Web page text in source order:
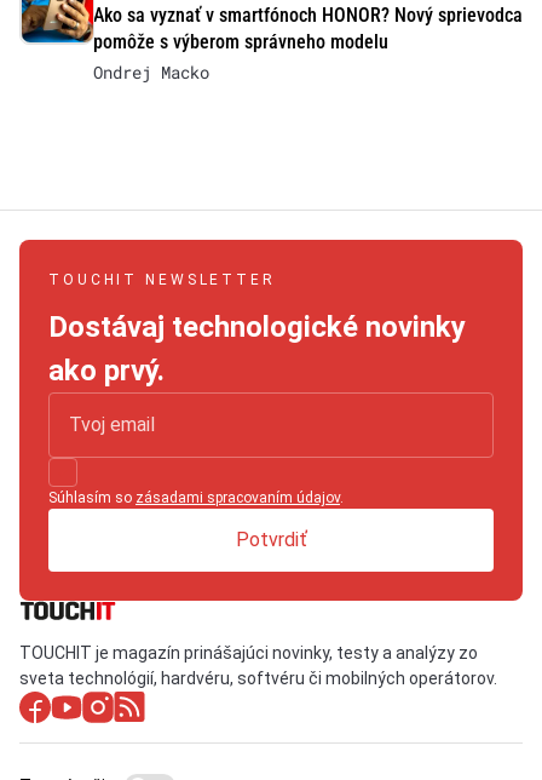
Ako sa vyznať v smartfónoch HONOR? Nový sprievodca
pomôže s výberom správneho modelu
Ondrej Macko
TOUCHIT NEWSLETTER
Dostávaj technologické novinky
ako prvý.
Súhlasím so zásadami spracovaním údajov.
Potvrdiť
TOUCHIT je magazín prinášajúci novinky, testy a analýzy zo
sveta technológií, hardvéru, softvéru či mobilných operátorov.